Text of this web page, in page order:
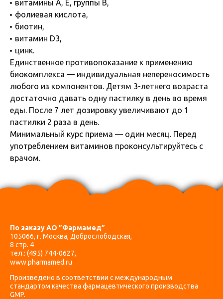
витамины А, Е, группы В,
фолиевая кислота,
биотин,
витамин D3,
цинк.
Единственное противопоказание к применению
биокомплекса — индивидуальная непереносимость
любого из компонентов. Детям 3-летнего возраста
достаточно давать одну пастилку в день во время
еды. После 7 лет дозировку увеличивают до 1
пастилки 2 раза в день.
Минимальный курс приема — один месяц. Перед
употреблением витаминов проконсультируйтесь с
врачом.
По заказу АО ”Фармамед”
105066, г. Москва, Доброслободская,
8 стр. 4
тел.: (495) 744-0627,
www.pharmamed.ru
Произведено в соответствии с международным
стандартом качества фармацевтического производства
GMP.